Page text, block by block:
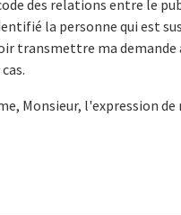
des relations entre le
la personne qui est
transmettre ma
Monsieur, l'expression